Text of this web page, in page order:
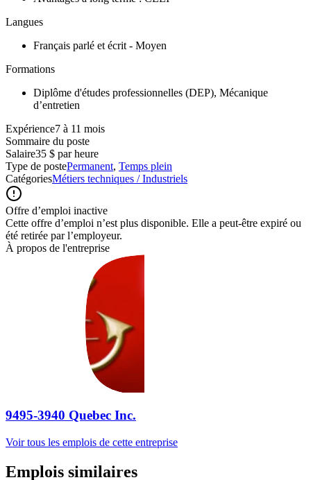
Langues
Français parlé et écrit - Moyen
Formations
Diplôme d'études professionnelles (DEP), Mécanique
d’entretien
Expérience7 à 11 mois
Sommaire du poste
Salaire35 $ par heure
Type de postePermanent, Temps plein
CatégoriesMétiers techniques / Industriels
Offre d’emploi inactive
Cette offre d’emploi n’est plus disponible. Elle a peut-être expiré ou
été retirée par l’employeur.
À propos de l'entreprise
9495-3940 Quebec Inc.
Voir tous les emplois de cette entreprise
Emplois similaires